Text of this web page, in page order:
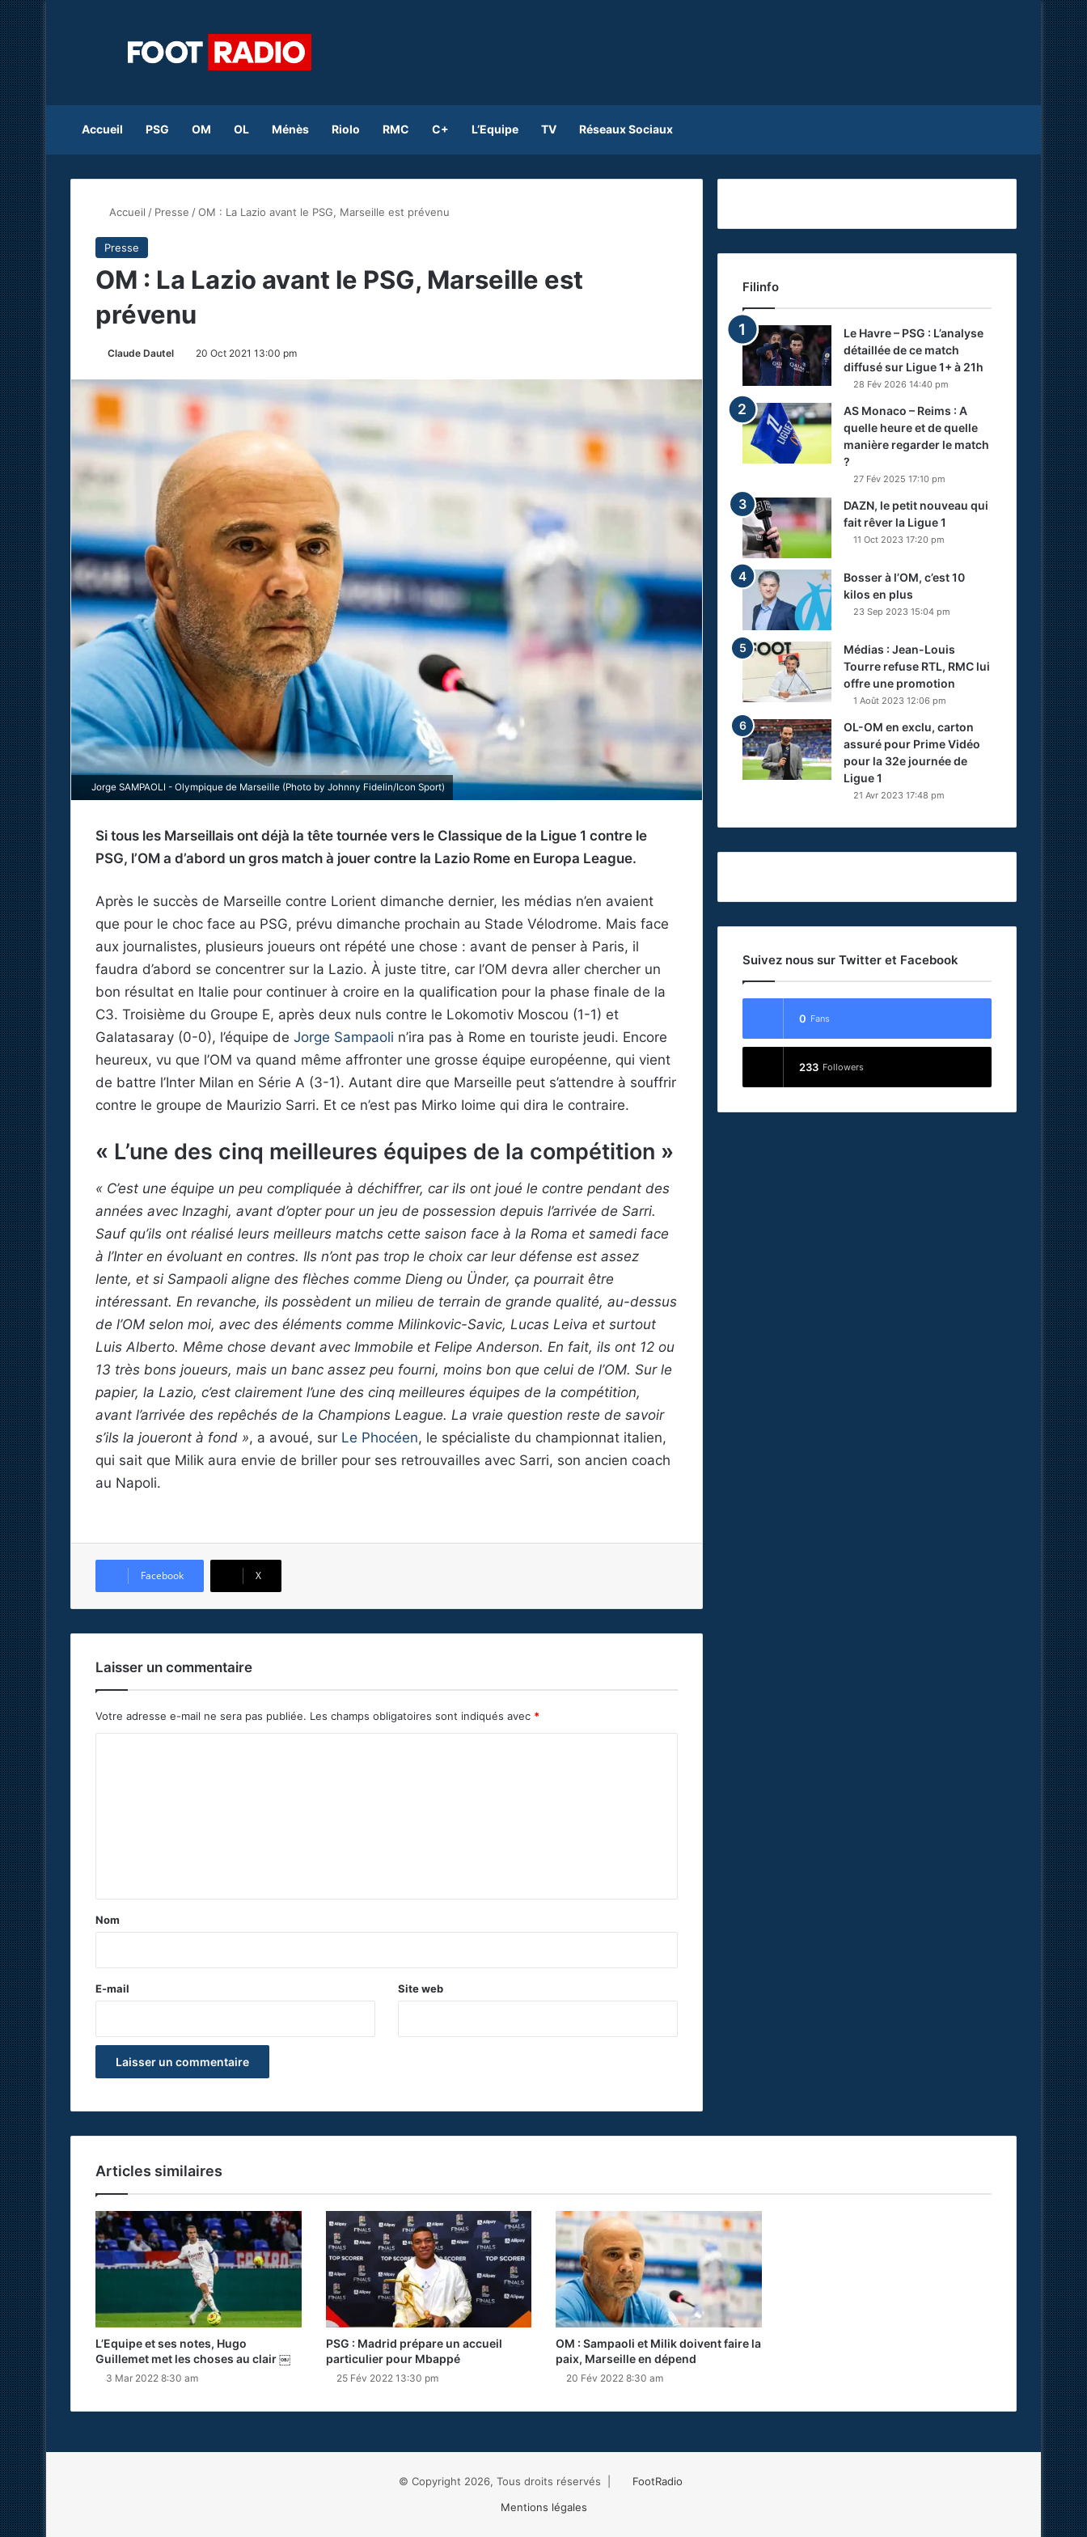
Accueil PSG OM OL Ménès Riolo RMC C+ L’Equipe TV Réseaux Sociaux
Accueil / Presse /OM : La Lazio avant le PSG, Marseille est prévenu
Presse
OM : La Lazio avant le PSG, Marseille est
prévenu
Claude Dautel 20 Oct 2021 13:00 pm
Jorge SAMPAOLI - Olympique de Marseille (Photo by Johnny Fidelin/Icon Sport)
Si tous les Marseillais ont déjà la tête tournée vers le Classique de la Ligue 1 contre le
PSG, l’OM a d’abord un gros match à jouer contre la Lazio Rome en Europa League.
Après le succès de Marseille contre Lorient dimanche dernier, les médias n’en avaient
que pour le choc face au PSG, prévu dimanche prochain au Stade Vélodrome. Mais face
aux journalistes, plusieurs joueurs ont répété une chose : avant de penser à Paris, il
faudra d’abord se concentrer sur la Lazio. À juste titre, car l’OM devra aller chercher un
bon résultat en Italie pour continuer à croire en la qualification pour la phase finale de la
C3. Troisième du Groupe E, après deux nuls contre le Lokomotiv Moscou (1-1) et
Galatasaray (0-0), l’équipe de Jorge Sampaoli n’ira pas à Rome en touriste jeudi. Encore
heureux, vu que l’OM va quand même affronter une grosse équipe européenne, qui vient
de battre l’Inter Milan en Série A (3-1). Autant dire que Marseille peut s’attendre à souffrir
contre le groupe de Maurizio Sarri. Et ce n’est pas Mirko Ioime qui dira le contraire.
« L’une des cinq meilleures équipes de la compétition »
« C’est une équipe un peu compliquée à déchiffrer, car ils ont joué le contre pendant des
années avec Inzaghi, avant d’opter pour un jeu de possession depuis l’arrivée de Sarri.
Sauf qu’ils ont réalisé leurs meilleurs matchs cette saison face à la Roma et samedi face
à l’Inter en évoluant en contres. Ils n’ont pas trop le choix car leur défense est assez
lente, et si Sampaoli aligne des flèches comme Dieng ou Ünder, ça pourrait être
intéressant. En revanche, ils possèdent un milieu de terrain de grande qualité, au-dessus
de l’OM selon moi, avec des éléments comme Milinkovic-Savic, Lucas Leiva et surtout
Luis Alberto. Même chose devant avec Immobile et Felipe Anderson. En fait, ils ont 12 ou
13 très bons joueurs, mais un banc assez peu fourni, moins bon que celui de l’OM. Sur le
papier, la Lazio, c’est clairement l’une des cinq meilleures équipes de la compétition,
avant l’arrivée des repêchés de la Champions League. La vraie question reste de savoir
s’ils la joueront à fond », a avoué, sur Le Phocéen, le spécialiste du championnat italien,
qui sait que Milik aura envie de briller pour ses retrouvailles avec Sarri, son ancien coach
au Napoli.
Facebook X
Laisser un commentaire
Votre adresse e-mail ne sera pas publiée. Les champs obligatoires sont indiqués avec *
a
e
Nom
E-mail Site web
Filinfo
Le Havre – PSG : L’analyse
détaillée de ce match
diffusé sur Ligue 1+ à 21h
28 Fév 2026 14:40 pm
AS Monaco – Reims : A
quelle heure et de quelle
manière regarder le match
?
27 Fév 2025 17:10 pm
DAZN, le petit nouveau qui
fait rêver la Ligue 1
11 Oct 2023 17:20 pm
Bosser à l’OM, c’est 10
kilos en plus
23 Sep 2023 15:04 pm
Médias : Jean-Louis
Tourre refuse RTL, RMC lui
offre une promotion
1 Août 2023 12:06 pm
OL-OM en exclu, carton
assuré pour Prime Vidéo
pour la 32e journée de
Ligue 1
21 Avr 2023 17:48 pm
Suivez nous sur Twitter et Facebook
0 Fans
233 Followers
Articles similaires
L’Equipe et ses notes, Hugo
Guillemet met les choses au clair ￼
3 Mar 2022 8:30 am
PSG : Madrid prépare un accueil
particulier pour Mbappé
25 Fév 2022 13:30 pm
OM : Sampaoli et Milik doivent faire la
paix, Marseille en dépend
20 Fév 2022 8:30 am
© Copyright 2026, Tous droits réservés |
FootRadio
Mentions légales